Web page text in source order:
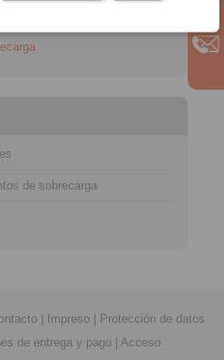
de sobrecarga
Impreso
Protección de datos
de entrega y pago| Acceso